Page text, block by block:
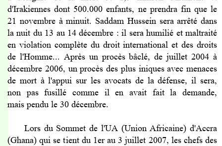
d'Irakiennes dont 500.000 enfants, ne prendra fin que le
21 novembre à minuit. Saddam Hussein sera arrêté dans
la nuit du 13 au 14 décembre : il sera humilié et maltraité
en violation complète du droit international et des droits
de l'Homme... Après un procès bâclé, de juillet 2004 à
décembre 2006, un procès des plus iniques avec menaces
de mort à l'appui sur les avocats de la défense, il sera,
non pas fusillé comme il en avait fait la demande,
mais pendu le 30 décembre.
Lors du Sommet de l'UA (Union Africaine) d'Accra
(Ghana) qui se tient du 1er au 3 juillet 2007, les chefs des